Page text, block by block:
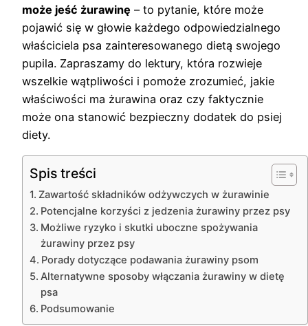
może jeść żurawinę – to pytanie, które może
pojawić się w głowie każdego odpowiedzialnego
właściciela psa zainteresowanego dietą swojego
pupila. Zapraszamy do lektury, która rozwieje
wszelkie wątpliwości i pomoże zrozumieć, jakie
właściwości ma żurawina oraz czy faktycznie
może ona stanowić bezpieczny dodatek do psiej
diety.
Spis treści
Zawartość składników odżywczych w żurawinie
Potencjalne korzyści z jedzenia żurawiny przez psy
Możliwe ryzyko i skutki uboczne spożywania
żurawiny przez psy
Porady dotyczące podawania żurawiny psom
Alternatywne sposoby włączania żurawiny w dietę
psa
Podsumowanie